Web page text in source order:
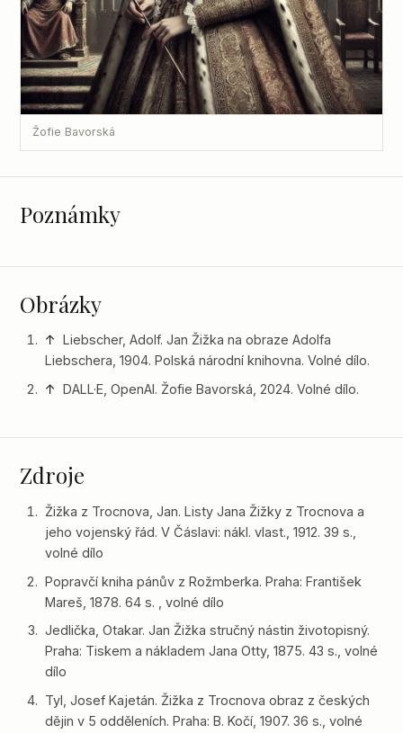
Žofie Bavorská
Poznámky
Obrázky
↑ Liebscher, Adolf. Jan Žižka na obraze Adolfa
Liebschera, 1904. Polská národní knihovna. Volné dílo.
↑ DALL·E, OpenAI. Žofie Bavorská, 2024. Volné dílo.
Zdroje
Žižka z Trocnova, Jan. Listy Jana Žižky z Trocnova a
jeho vojenský řád. V Čáslavi: nákl. vlast., 1912. 39 s.,
volné dílo
Popravčí kniha pánův z Rožmberka. Praha: František
Mareš, 1878. 64 s. , volné dílo
Jedlička, Otakar. Jan Žižka stručný nástin životopisný.
Praha: Tiskem a nákladem Jana Otty, 1875. 43 s., volné
dílo
Tyl, Josef Kajetán. Žižka z Trocnova obraz z českých
dějin v 5 odděleních. Praha: B. Kočí, 1907. 36 s., volné